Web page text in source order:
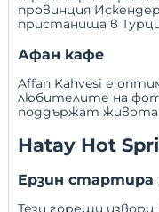
провинция
пристанища в
Афан кафе
Affan Kahvesi е
любителите на
поддържат живота
Hatay Hot
Ерзин
Тези горещи